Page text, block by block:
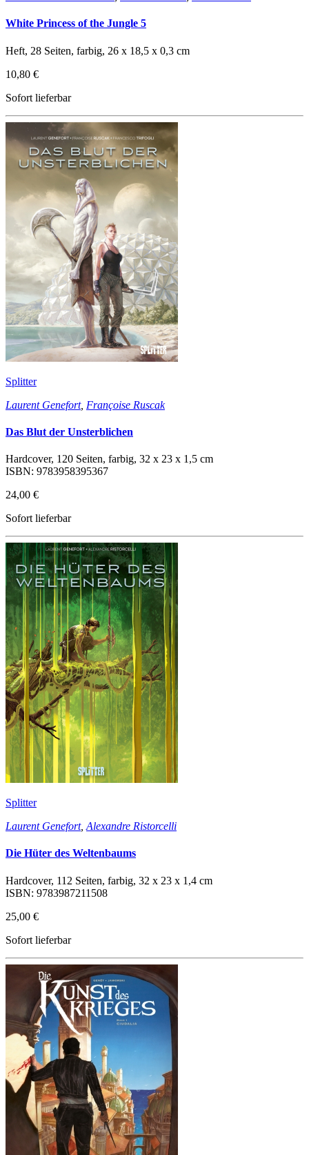
White Princess of the Jungle 5
Heft, 28 Seiten, farbig, 26 x 18,5 x 0,3 cm
10,80 €
Sofort lieferbar
Splitter
Laurent Genefort, Françoise Ruscak
Das Blut der Unsterblichen
Hardcover, 120 Seiten, farbig, 32 x 23 x 1,5 cm
ISBN: 9783958395367
24,00 €
Sofort lieferbar
Splitter
Laurent Genefort, Alexandre Ristorcelli
Die Hüter des Weltenbaums
Hardcover, 112 Seiten, farbig, 32 x 23 x 1,4 cm
ISBN: 9783987211508
25,00 €
Sofort lieferbar